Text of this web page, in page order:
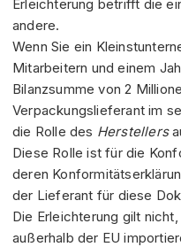
Erleichterung betrifft die
andere.
Wenn Sie ein
Mitarbeitern und einem
Bilanzsumme von 2
Verpackungslieferant im
die Rolle des Herstellers
Diese Rolle ist für die
deren
der Lieferant für diese
Die Erleichterung gilt
außerhalb der EU